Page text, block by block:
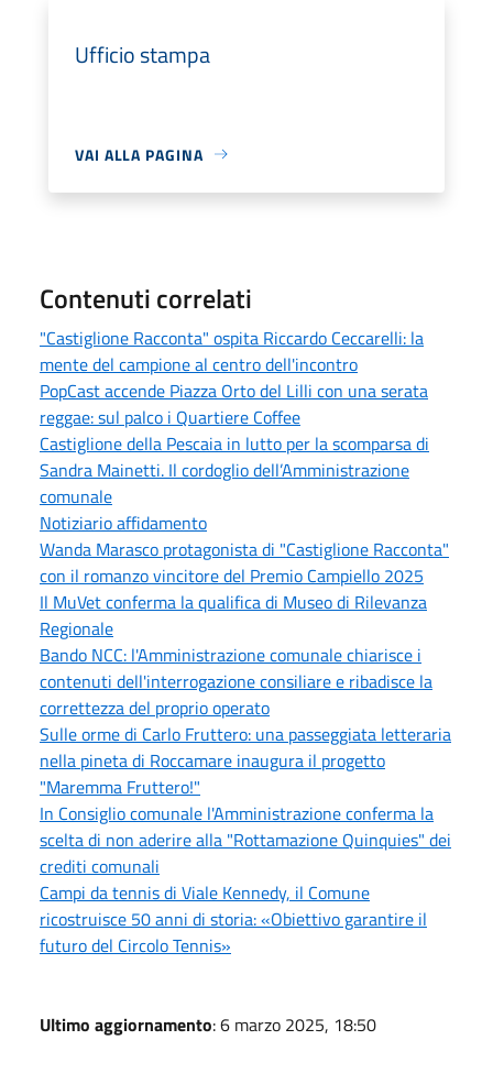
Ufficio stampa
VAI ALLA PAGINA
Contenuti correlati
"Castiglione Racconta" ospita Riccardo Ceccarelli: la
mente del campione al centro dell'incontro
PopCast accende Piazza Orto del Lilli con una serata
reggae: sul palco i Quartiere Coffee
Castiglione della Pescaia in lutto per la scomparsa di
Sandra Mainetti. Il cordoglio dell’Amministrazione
comunale
Notiziario affidamento
Wanda Marasco protagonista di "Castiglione Racconta"
con il romanzo vincitore del Premio Campiello 2025
Il MuVet conferma la qualifica di Museo di Rilevanza
Regionale
Bando NCC: l'Amministrazione comunale chiarisce i
contenuti dell'interrogazione consiliare e ribadisce la
correttezza del proprio operato
Sulle orme di Carlo Fruttero: una passeggiata letteraria
nella pineta di Roccamare inaugura il progetto
"Maremma Fruttero!"
In Consiglio comunale l'Amministrazione conferma la
scelta di non aderire alla "Rottamazione Quinquies" dei
crediti comunali
Campi da tennis di Viale Kennedy, il Comune
ricostruisce 50 anni di storia: «Obiettivo garantire il
futuro del Circolo Tennis»
Ultimo aggiornamento: 6 marzo 2025, 18:50